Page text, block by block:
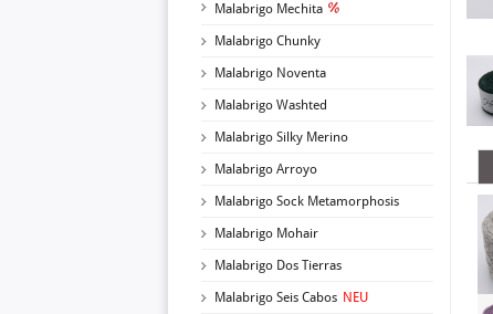
Malabrigo Mechita
Malabrigo Chunky
Malabrigo Noventa
Malabrigo Washted
Malabrigo Silky Merino
Malabrigo Arroyo
Malabrigo Sock Metamorphosis
Malabrigo Mohair
Malabrigo Dos Tierras
Malabrigo Seis Cabos NEU